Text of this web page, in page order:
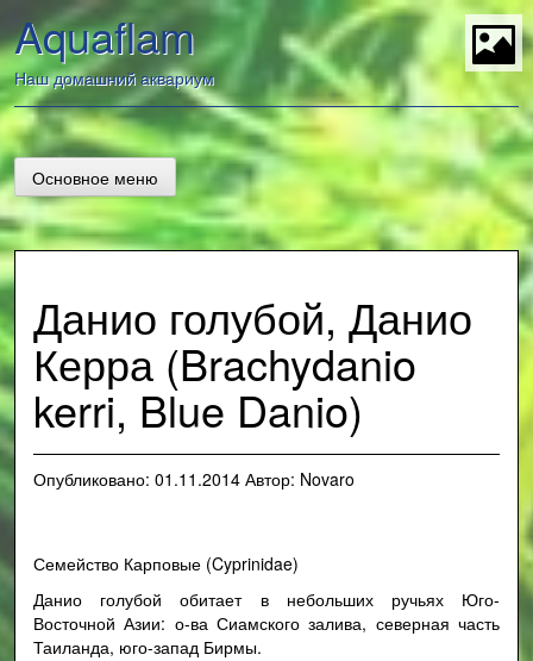
Перейти
к
содержанию
Aquaflam
Наш домашний аквариум
Основное меню
Данио голубой, Данио
Керра (Brachydanio
kerri, Blue Danio)
Опубликовано: 01.11.2014 Автор: Novaro
Семейство Карповые (Cyprinidae)
Данио голубой обитает в небольших ручьях Юго-
Восточной Азии: о-ва Сиамского залива, северная часть
Таиланда, юго-запад Бирмы.